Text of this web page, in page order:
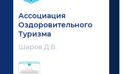
Ассоциация
Оздоровительного
Туризма
Шаров Д.В.